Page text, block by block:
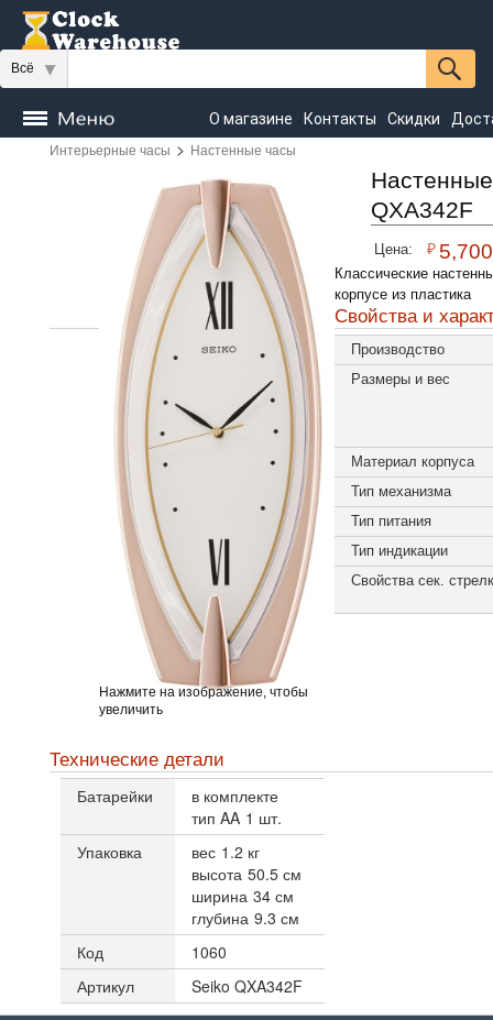
Всё
О магазине Контакты Скидки
Часы
Настенные
Seiko
Интерьерные часы > Настенные часы
Нажмите на изображение, чтобы
увеличить
QXA342F
Цена: ₽ 5,700
Классические
корпусе из пластика
Свойства и
Производство
Размеры и вес
Материал корпуса
Тип механизма
Тип питания
Тип индикации
Свойства сек.
Технические детали
Батарейки
в комплекте
тип AA 1 шт.
Упаковка
вес 1.2 кг
высота 50.5 см
ширина 34 см
глубина 9.3 см
Код
1060
Артикул
Seiko QXA342F